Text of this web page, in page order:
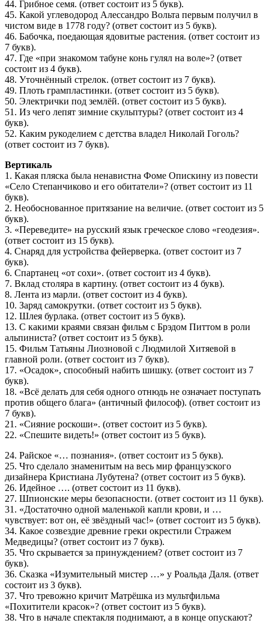
44. Грибное семя. (ответ состоит из 5 букв).
45. Какой углеводород Алессандро Вольта первым получил в
чистом виде в 1778 году? (ответ состоит из 5 букв).
46. Бабочка, поедающая ядовитые растения. (ответ состоит из
7 букв).
47. Где «при знакомом табуне конь гулял на воле»? (ответ
состоит из 4 букв).
48. Уточнённый стрелок. (ответ состоит из 7 букв).
49. Плоть грампластинки. (ответ состоит из 5 букв).
50. Электрички под землёй. (ответ состоит из 5 букв).
51. Из чего лепят зимние скульптуры? (ответ состоит из 4
букв).
52. Каким рукоделием с детства владел Николай Гоголь?
(ответ состоит из 7 букв).
Вертикаль
1. Какая пляска была ненавистна Фоме Опискину из повести
«Село Степанчиково и его обитатели»? (ответ состоит из 11
букв).
2. Необоснованное притязание на величие. (ответ состоит из 5
букв).
3. «Переведите» на русский язык греческое слово «геодезия».
(ответ состоит из 15 букв).
4. Снаряд для устройства фейерверка. (ответ состоит из 7
букв).
6. Спартанец «от сохи». (ответ состоит из 4 букв).
7. Вклад столяра в картину. (ответ состоит из 4 букв).
8. Лента из марли. (ответ состоит из 4 букв).
10. Заряд самокрутки. (ответ состоит из 5 букв).
12. Шлея бурлака. (ответ состоит из 5 букв).
13. С какими краями связан фильм с Брэдом Питтом в роли
альпиниста? (ответ состоит из 5 букв).
15. Фильм Татьяны Лиозновой с Людмилой Хитяевой в
главной роли. (ответ состоит из 7 букв).
17. «Осадок», способный набить шишку. (ответ состоит из 7
букв).
18. «Всё делать для себя одного отнюдь не означает поступать
против общего блага» (античный философ). (ответ состоит из
7 букв).
21. «Сияние роскоши». (ответ состоит из 5 букв).
22. «Спешите видеть!» (ответ состоит из 5 букв).
24. Райское «… познания». (ответ состоит из 5 букв).
25. Что сделало знаменитым на весь мир французского
дизайнера Кристиана Лубутена? (ответ состоит из 5 букв).
26. Идейное …. (ответ состоит из 11 букв).
27. Шпионские меры безопасности. (ответ состоит из 11 букв).
31. «Достаточно одной маленькой капли крови, и …
чувствует: вот он, её звёздный час!» (ответ состоит из 5 букв).
34. Какое созвездие древние греки окрестили Стражем
Медведицы? (ответ состоит из 7 букв).
35. Что скрывается за принуждением? (ответ состоит из 7
букв).
36. Сказка «Изумительный мистер …» у Роальда Даля. (ответ
состоит из 3 букв).
37. Что тревожно кричит Матрёшка из мультфильма
«Похитители красок»? (ответ состоит из 5 букв).
38. Что в начале спектакля поднимают, а в конце опускают?